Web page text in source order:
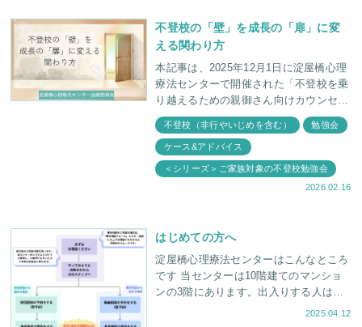
不登校の「壁」を成長の「扉」に変
える関わり方
本記事は、2025年12月1日に淀屋橋心理
療法センターで開催された「不登校を乗
り越えるための親御さん向けカウンセリ
ング説明会」の内容をもとに執筆してい
ます。 当日はアットホームな空間の
中で、そ
不登校（非行やいじめを含む） 勉強会
ケース&アドバイス
＜シリーズ＞ご家族対象の不登校勉強会
2026.02.16
はじめての方へ
淀屋橋心理療法センターはこんなところ
です 当センターは10階建てのマンショ
ンの3階にあります。出入りする人はさ
ほど多くなく、自然な形で入っていただ
2025.04.12